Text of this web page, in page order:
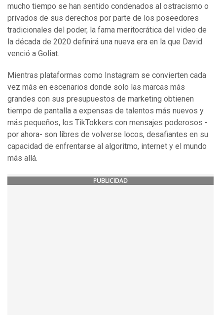
mucho tiempo se han sentido condenados al ostracismo o
privados de sus derechos por parte de los poseedores
tradicionales del poder, la fama meritocrática del video de
la década de 2020 definirá una nueva era en la que David
venció a Goliat.
Mientras plataformas como Instagram se convierten cada
vez más en escenarios donde solo las marcas más
grandes con sus presupuestos de marketing obtienen
tiempo de pantalla a expensas de talentos más nuevos y
más pequeños, los TikTokkers con mensajes poderosos -
por ahora- son libres de volverse locos, desafiantes en su
capacidad de enfrentarse al algoritmo, internet y el mundo
más allá.
PUBLICIDAD